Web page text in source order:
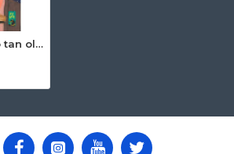
«Beruniy» (Dunyo tan olgan daho)